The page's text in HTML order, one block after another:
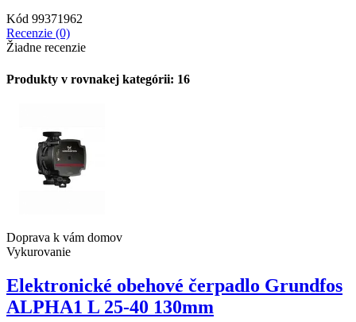
Kód 99371962
Recenzie (0)
Žiadne recenzie
Produkty v rovnakej kategórii: 16
Doprava k vám domov
Vykurovanie
Elektronické obehové čerpadlo Grundfos
ALPHA1 L 25-40 130mm